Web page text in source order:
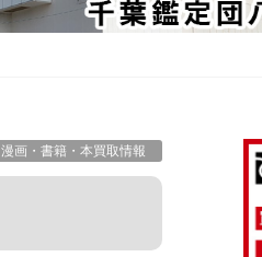
漫画・書籍・本買取情報